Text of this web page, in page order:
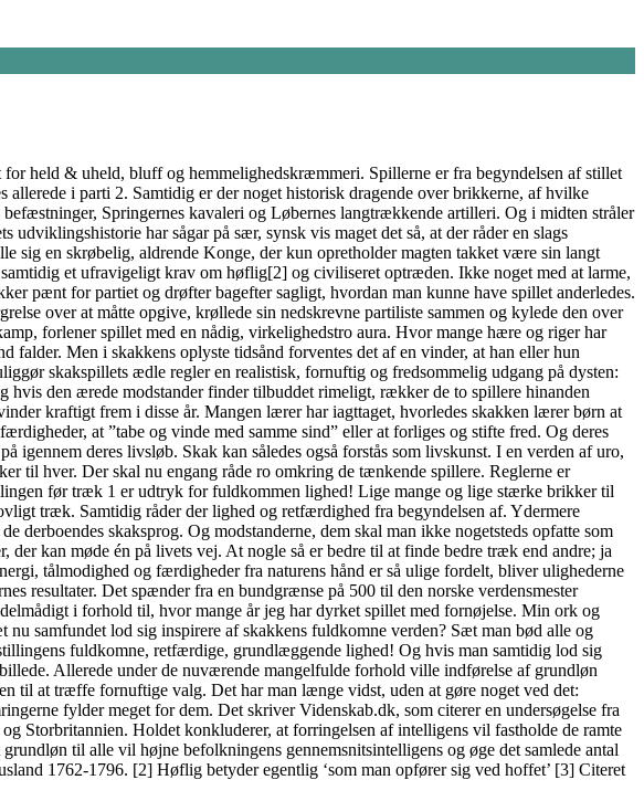
held & uheld, bluff og hemmelighedskræmmeri. Spillerne er fra begyndelsen af stillet
i parti 2. Samtidig er der noget historisk dragende over brikkerne, af hvilke
Springernes kavaleri og Løbernes langtrækkende artilleri. Og i midten stråler
har sågar på sær, synsk vis maget det så, at der råder en slags
sig en skrøbelig, aldrende Konge, der kun opretholder magten takket være sin langt
et ufravigeligt krav om høflig[2] og civiliseret optræden. Ikke noget med at larme,
pænt for partiet og drøfter bagefter sagligt, hvordan man kunne have spillet anderledes.
over at måtte opgive, krøllede sin nedskrevne partiliste sammen og kylede den over
forlener spillet med en nådig, virkelighedstro aura. Hvor mange hære og riger har
Men i skakkens oplyste tidsånd forventes det af en vinder, at han eller hun
skakspillets ædle regler en realistisk, fornuftig og fredsommelig udgang på dysten:
den ærede modstander finder tilbuddet rimeligt, rækker de to spillere hinanden
kraftigt frem i disse år. Mangen lærer har iagttaget, hvorledes skakken lærer børn at
at ”tabe og vinde med samme sind” eller at forliges og stifte fred. Og deres
igennem deres livsløb. Skak kan således også forstås som livskunst. I en verden af uro,
til hver. Der skal nu engang råde ro omkring de tænkende spillere. Reglerne er
før træk 1 er udtryk for fuldkommen lighed! Lige mange og lige stærke brikker til
træk. Samtidig råder der lighed og retfærdighed fra begyndelsen af. Ydermere
skaksprog. Og modstanderne, dem skal man ikke nogetsteds opfatte som
kan møde én på livets vej. At nogle så er bedre til at finde bedre træk end andre; ja
tålmodighed og færdigheder fra naturens hånd er så ulige fordelt, bliver ulighederne
resultater. Det spænder fra en bundgrænse på 500 til den norske verdensmester
i forhold til, hvor mange år jeg har dyrket spillet med fornøjelse. Min ork og
samfundet lod sig inspirere af skakkens fuldkomne verden? Sæt man bød alle og
fuldkomne, retfærdige, grundlæggende lighed! Og hvis man samtidig lod sig
Allerede under de nuværende mangelfulde forhold ville indførelse af grundløn
til at træffe fornuftige valg. Det har man længe vidst, uden at gøre noget ved det:
fylder meget for dem. Det skriver Videnskab.dk, som citerer en undersøgelse fra
Storbritannien. Holdet konkluderer, at forringelsen af intelligens vil fastholde de ramte
til alle vil højne befolkningens gennemsnitsintelligens og øge det samlede antal
1762-1796. [2] Høflig betyder egentlig ‘som man opfører sig ved hoffet’ [3] Citeret